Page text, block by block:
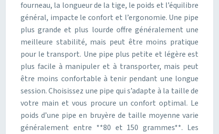
fourneau, la longueur de la tige, le poids et l’équilibre
général, impacte le confort et l’ergonomie. Une pipe
plus grande et plus lourde offre généralement une
meilleure stabilité, mais peut être moins pratique
pour le transport. Une pipe plus petite et légère est
plus facile à manipuler et à transporter, mais peut
être moins confortable à tenir pendant une longue
session. Choisissez une pipe qui s’adapte à la taille de
votre main et vous procure un confort optimal. Le
poids d’une pipe en bruyère de taille moyenne varie
généralement entre **80 et 150 grammes**. Les